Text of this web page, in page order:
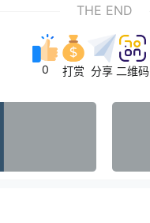
THE END
0 打赏 分享 二维码